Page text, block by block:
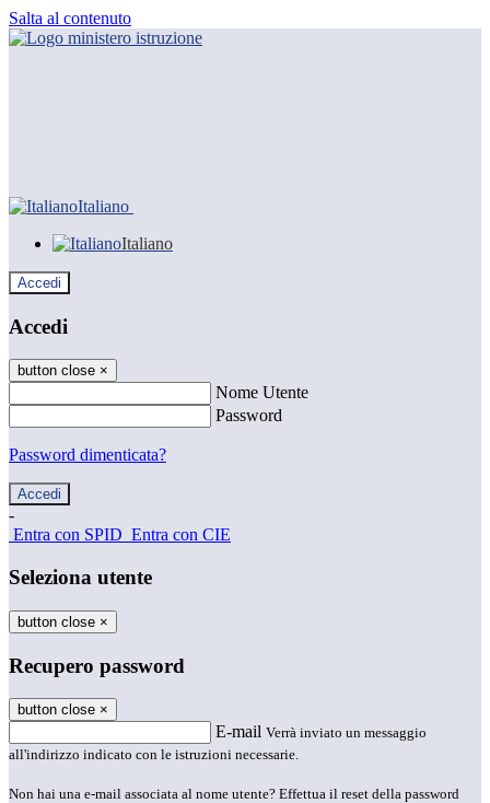
Salta al contenuto
Italiano
Italiano
Accedi
Accedi
button close ×
Nome Utente
Password
Password dimenticata?
-
Entra con SPID Entra con CIE
Seleziona utente
button close ×
Recupero password
button close ×
E-mail Verrà inviato un messaggio
all'indirizzo indicato con le istruzioni necessarie.
Non hai una e-mail associata al nome utente? Effettua il reset della password